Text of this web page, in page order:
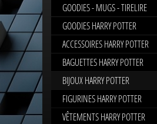
GOODIES - MUGS - TIRELIRE
GOODIES HARRY POTTER
ACCESSOIRES HARRY POTTER
BAGUETTES HARRY POTTER
BIJOUX HARRY POTTER
FIGURINES HARRY POTTER
VÊTEMENTS HARRY POTTER